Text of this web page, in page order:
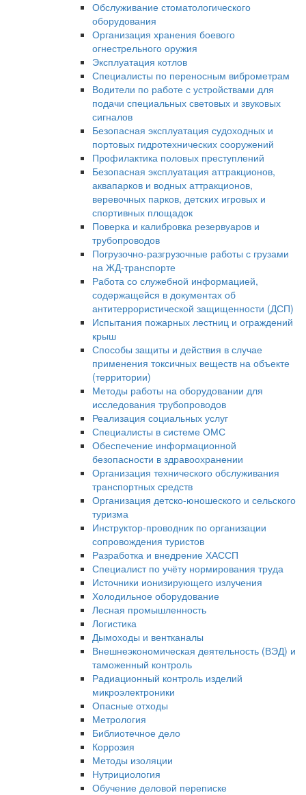
Обслуживание стоматологического
оборудования
Организация хранения боевого
огнестрельного оружия
Эксплуатация котлов
Специалисты по переносным виброметрам
Водители по работе с устройствами для
подачи специальных световых и звуковых
сигналов
Безопасная эксплуатация судоходных и
портовых гидротехнических сооружений
Профилактика половых преступлений
Безопасная эксплуатация аттракционов,
аквапарков и водных аттракционов,
веревочных парков, детских игровых и
спортивных площадок
Поверка и калибровка резервуаров и
трубопроводов
Погрузочно-разгрузочные работы с грузами
на ЖД-транспорте
Работа со служебной информацией,
содержащейся в документах об
антитеррористической защищенности (ДСП)
Испытания пожарных лестниц и ограждений
крыш
Способы защиты и действия в случае
применения токсичных веществ на объекте
(территории)
Методы работы на оборудовании для
исследования трубопроводов
Реализация социальных услуг
Специалисты в системе ОМС
Обеспечение информационной
безопасности в здравоохранении
Организация технического обслуживания
транспортных средств
Организация детско-юношеского и сельского
туризма
Инструктор-проводник по организации
сопровождения туристов
Разработка и внедрение ХАССП
Специалист по учёту нормирования труда
Источники ионизирующего излучения
Холодильное оборудование
Лесная промышленность
Логистика
Дымоходы и вентканалы
Внешнеэкономическая деятельность (ВЭД) и
таможенный контроль
Радиационный контроль изделий
микроэлектроники
Опасные отходы
Метрология
Библиотечное дело
Коррозия
Методы изоляции
Нутрициология
Обучение деловой переписке